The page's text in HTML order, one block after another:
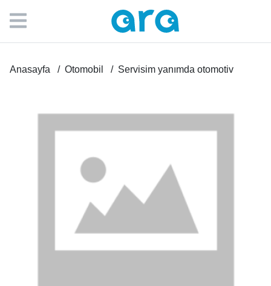
Anasayfa Otomobil Servisim yanımda otomotiv